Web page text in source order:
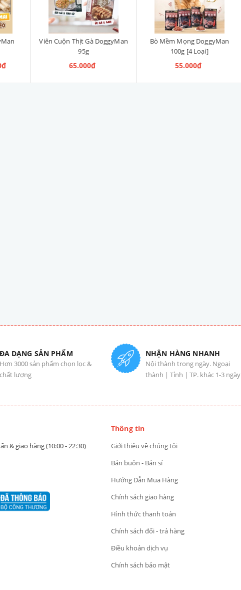
Viên Cuộn Thịt Gà DoggyMan
95g
65.000₫
Bò Mềm Mọng DoggyMan
100g [4 Loại]
55.000₫
ĐA DẠNG SẢN PHẨM
Hơn 3000 sản phẩm chọn lọc &
chất lượng
NHẬN HÀNG NHANH
Nội thành trong ngày. Ngoại
thành | Tỉnh | TP. khác 1-3 ngày
& giao hàng (10:00 - 22:30)
Thông tin
Giới thiệu về chúng tôi
Bán buôn - Bán sỉ
Hướng Dẫn Mua Hàng
Chính sách giao hàng
Hình thức thanh toán
Chính sách đổi - trả hàng
Điều khoản dịch vụ
Chính sách bảo mật